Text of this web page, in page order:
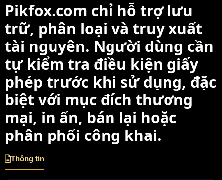
Pikfox.com chỉ hỗ trợ lưu
trữ, phân loại và truy xuất
tài nguyên. Người dùng cần
tự kiểm tra điều kiện giấy
phép trước khi sử dụng, đặc
biệt với mục đích thương
mại, in ấn, bán lại hoặc
phân phối công khai.
Thông tin